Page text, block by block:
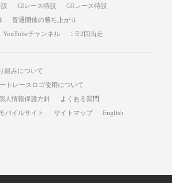
GIレース特設
GIIレース特設
普通開催の勝ち上がり
YouTubeチャンネル 1日2回出走
組みについて
トレースロゴ使用について
人情報保護方針
よくある質問
バイルサイト サイトマップ English